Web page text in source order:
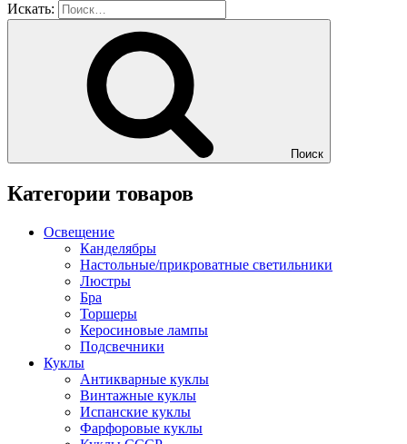
Искать:
Поиск
Категории товаров
Освещение
Канделябры
Настольные/прикроватные светильники
Люстры
Бра
Торшеры
Керосиновые лампы
Подсвечники
Куклы
Антикварные куклы
Винтажные куклы
Испанские куклы
Фарфоровые куклы